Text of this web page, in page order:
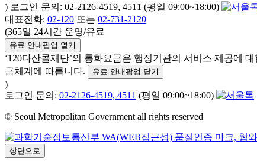
) 로그인 문의: 02-2126-4519, 4511 (평일 09:00~18:00)
대표전화: 02-120 또는 02-731-2120
(365일 24시간 운영/유료
유료 안내팝업 열기
‘120다산콜재단’의 통화요금은 행정기관의 서비스 제공에 대
금체계에 따릅니다.
유료 안내팝업 닫기
)
로그인 문의: 02-2126-4519, 4511 (평일 09:00~18:00)
© Seoul Metropolitan Government all rights reserved
상단으로